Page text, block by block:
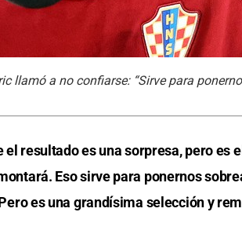
llamó a no confiarse: “Sirve para
el resultado es una sorpresa, pero es
Eso sirve para ponernos
es una grandísima selección y